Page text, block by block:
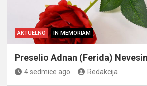
AKTUELNO IN MEMORIAM
Preselio Adnan (Ferida)
4 sedmice ago Redakcija